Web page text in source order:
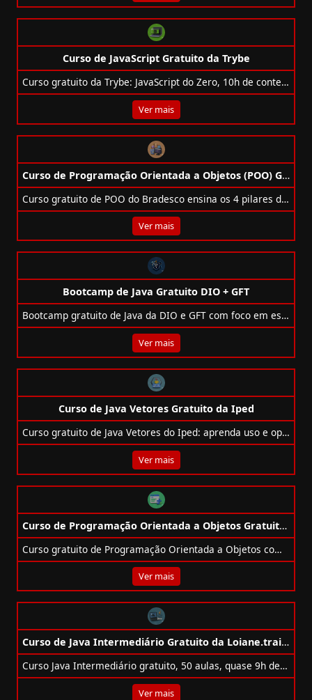
Curso de JavaScript Gratuito da Trybe
Curso gratuito da Trybe: JavaScript do Zero, 10h de conteúdo, exercícios práticos e certificado.
Ver mais
Curso de Programação Orientada a Objetos (POO) Gratuito do Bradesco
Curso gratuito de POO do Bradesco ensina os 4 pilares da programação orientada a objetos com exemplos em Java, C++ e C#. Duração: 5h.
Ver mais
Bootcamp de Java Gratuito DIO + GFT
Bootcamp gratuito de Java da DIO e GFT com foco em estágio. Aprenda Java, Spring, AWS e bancos de dados com 6 projetos práticos!
Ver mais
Curso de Java Vetores Gratuito da Iped
Curso gratuito de Java Vetores do Iped: aprenda uso e operações com vetores e receba certificado digital gratuito.
Ver mais
Curso de Programação Orientada a Objetos Gratuito da IFSul
Curso gratuito de Programação Orientada a Objetos com 40h. Aprenda classes, objetos, polimorfismo e padrões de projeto na prática!
Ver mais
Curso de Java Intermediário Gratuito da Loiane.training
Curso Java Intermediário gratuito, 50 aulas, quase 9h de conteúdo, código-fonte, certificado e acesso vitalício.
Ver mais